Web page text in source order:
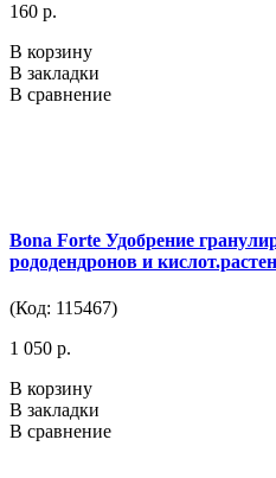
160 р.
В корзину
В закладки
В сравнение
Bona Forte Удобрение
рододендронов и
(Код: 115467)
1 050 р.
В корзину
В закладки
В сравнение